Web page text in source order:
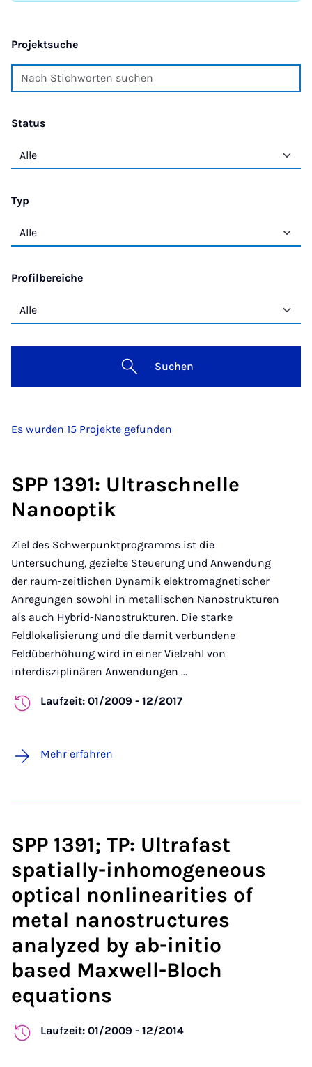
Projektsuche
Status
Typ
Profilbereiche
Suchen
Es wurden 15 Projekte gefunden
SPP 1391: Ultraschnelle
Nanooptik
Ziel des Schwerpunktprogramms ist die
Untersuchung, gezielte Steuerung und Anwendung
der raum-zeitlichen Dynamik elektromagnetischer
Anregungen sowohl in metallischen Nanostrukturen
als auch Hybrid-Nanostrukturen. Die starke
Feldlokalisierung und die damit verbundene
Feldüberhöhung wird in einer Vielzahl von
interdisziplinären Anwendungen ...
Laufzeit: 01/2009 - 12/2017
Mehr erfahren
SPP 1391; TP: Ultrafast
spatially-inhomogeneous
optical nonlinearities of
metal nanostructures
analyzed by ab-initio
based Maxwell-Bloch
equations
Laufzeit: 01/2009 - 12/2014